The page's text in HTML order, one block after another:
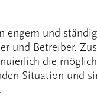
engem und
und Betreiber.
die
Situation und